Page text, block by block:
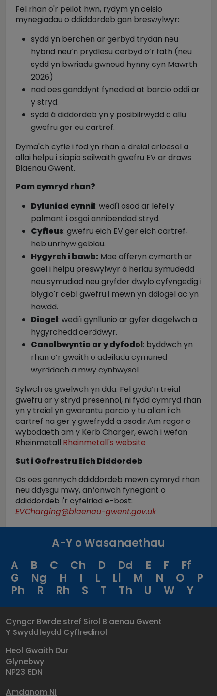
Fel rhan o'r peilot hwn, rydym yn ceisio
mynegiadau o ddiddordeb gan breswylwyr:
sydd yn berchen ar gerbyd trydan neu
hybrid neu’n prydlesu cerbyd o’r fath (neu
sydd yn bwriadu gwneud hynny cyn Mawrth
2026)
nad oes ganddynt fynediad at barcio oddi ar
y stryd.
sydd â diddordeb yn y posibilrwydd o allu
gwefru ger eu cartref.
Dyma'ch cyfle i fod yn rhan o dreial arloesol a
allai helpu i siapio seilwaith gwefru EV ar draws
Blaenau Gwent.
Pam cymryd rhan?
Dyluniad cynnil: wedi'i osod ar lefel y
palmant i osgoi annibendod stryd.
Cyfleus: gwefru eich EV ger eich cartref,
heb unrhyw geblau.
Hygyrch i bawb: Mae offeryn cymorth ar
gael i helpu preswylwyr â heriau symudedd
neu symudiad neu gryfder dwylo cyfyngedig i
blygio'r cebl gwefru i mewn yn ddiogel ac yn
hawdd.
Diogel: wedi'i gynllunio ar gyfer diogelwch a
hygyrchedd cerddwyr.
Canolbwyntio ar y dyfodol: byddwch yn
rhan o’r gwaith o adeiladu cymuned
wyrddach a mwy cynhwysol.
Sylwch os gwelwch yn dda: Fel gyda’n treial
gwefru ar y stryd presennol, ni fydd cymryd rhan
yn y treial yn gwarantu parcio y tu allan i’ch
cartref na ger y gwefrydd a osodir.Am ragor o
wybodaeth am y Kerb Charger, ewch i wefan
Rheinmetall Rheinmetall's website
Sut i Gofrestru Eich Diddordeb
Os oes gennych ddiddordeb mewn cymryd rhan
neu ddysgu mwy, anfonwch fynegiant o
ddiddordeb i'r cyfeiriad e-bost:
EVCharging@blaenau-gwent.gov.uk
A-Y o Wasanaethau
A
B C Ch D Dd E F
Ff
G
Ng H I L Ll M N O
P
Ph
R Rh S T Th U W Y
Cyngor Bwrdeistref Sirol Blaenau Gwent
Y Swyddfeydd Cyffredinol
Heol Gwaith Dur
Glynebwy
NP23 6DN
Amdanom Ni